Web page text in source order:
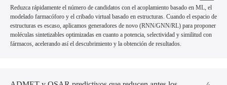
Reduzca rápidamente el número de candidatos con el acoplamiento basado en ML, el
modelado farmacóforo y el cribado virtual basado en estructuras. Cuando el espacio de
estructuras es escaso, aplicamos generadores de novo (RNN/GNN/RL) para proponer
moléculas sintetizables optimizadas en cuanto a potencia, selectividad y similitud con
fármacos, acelerando así el descubrimiento y la obtención de resultados.